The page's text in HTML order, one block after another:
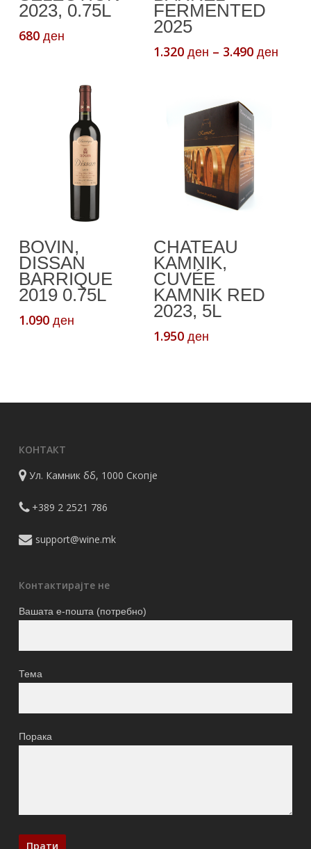
2023, 0.75L
680 ден
variants.
The
may
product
FERMENTED
2025
1.320ден – 3.490ден
Додади Во
Кошничка
BOVIN,
DISSAN
BARRIQUE
2019 0.75L
1.090 ден
Додади Во
Кошничка
CHATEAU
KAMNIK,
CUVÉE
KAMNIK RED
2023, 5L
1.950ден
КОНТАКТ
Ул. Камник бб, 1000 Скопје
+389 2 2521 786
support@wine.mk
Контактирајте не
Вашата е-пошта (потребно)
Тема
Порака